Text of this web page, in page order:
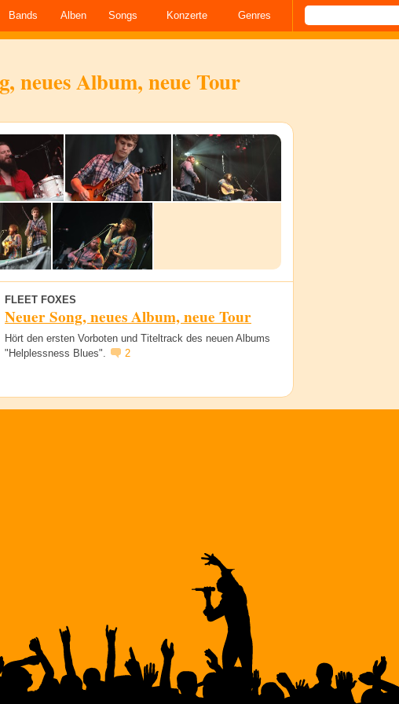
Bands Alben Songs Konzerte Genres
neues Album, neue Tour
FLEET FOXES
Neuer Song, neues Album, neue Tour
Hört den ersten Vorboten und Titeltrack des neuen Albums
"Helplessness Blues".
2